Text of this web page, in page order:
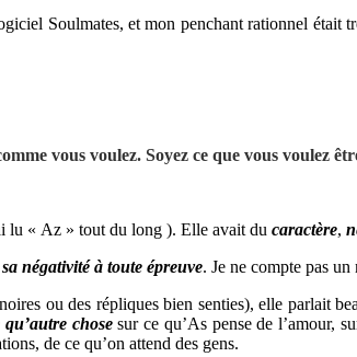
Soulmates, et mon penchant rationnel était
vous voulez. Soyez ce que vous voulez
lu « Az » tout du long ). Elle avait du caractère,
négativité à toute épreuve. Je ne compte pas
ou des répliques bien senties), elle parlait
chosesur ce qu’As pense de l’amour,
de ce qu’on attend des gens.